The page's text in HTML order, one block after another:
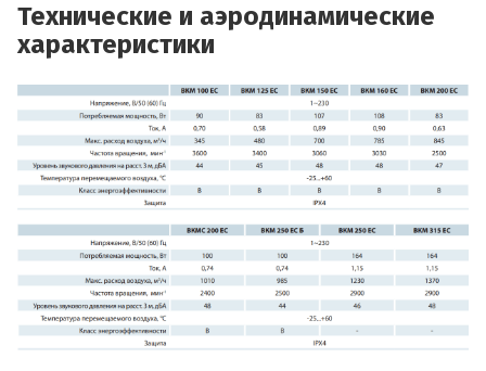
Технические и аэродинамические
характеристики